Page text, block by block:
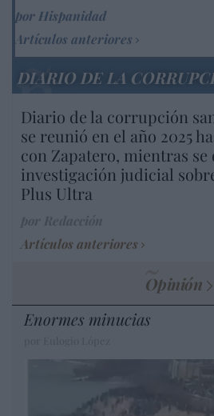
por Hispanidad
Artículos anteriores
DIARIO DE LA
Diario de la corrupción
se reunió en el año 2025
con Zapatero, mientras se
investigación judicial
Plus Ultra
Artículos anteriores
Opinión
Enormes minucias